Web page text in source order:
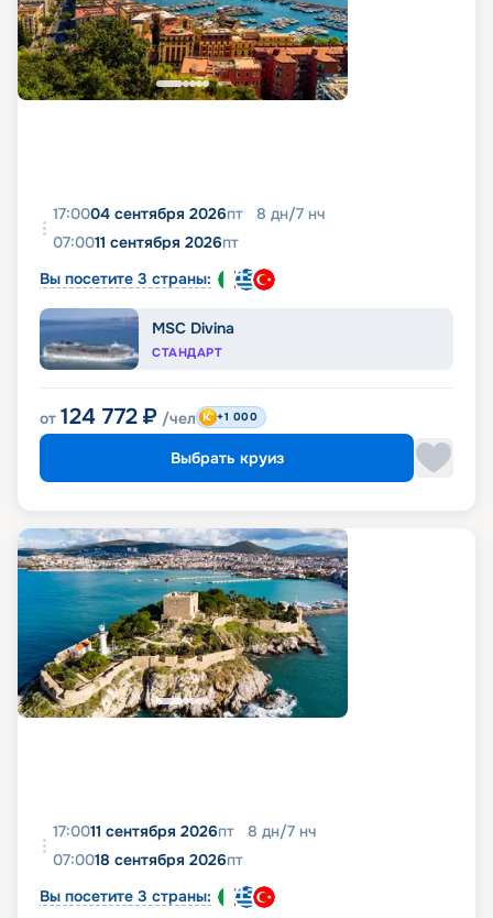
17:0004 сентября 2026пт 8 дн/7 нч
07:0011 сентября 2026пт
Вы посетите 3 страны:
MSC Divina
СТАНДАРТ
от 124 772 ₽ /чел +1 000
Выбрать круиз
17:0011 сентября 2026пт 8 дн/7 нч
07:0018 сентября 2026пт
Вы посетите 3 страны: